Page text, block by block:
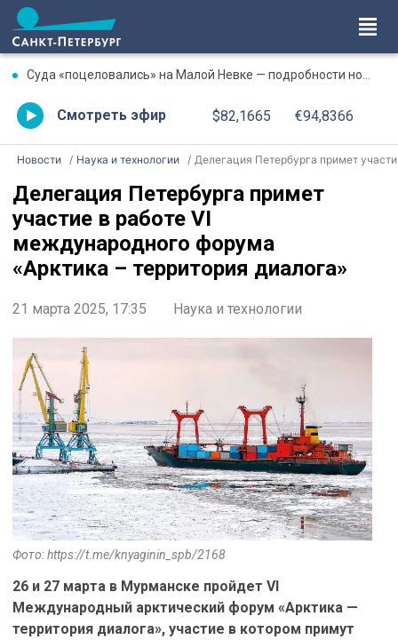
Суда «поцеловались» на Малой Невке — подробности ночного происшествия
Смотреть эфир $82,1665 €94,8366
Новости Наука и технологии Делегация Петербурга примет участие в работе VI международного форума «Арктика – территория диалога»
Делегация Петербурга примет
участие в работе VI
международного форума
«Арктика – территория диалога»
21 марта 2025, 17:35 Наука и технологии
Фото: https://t.me/knyaginin_spb/2168
26 и 27 марта в Мурманске пройдет VI
Международный арктический форум «Арктика —
территория диалога», участие в котором примут